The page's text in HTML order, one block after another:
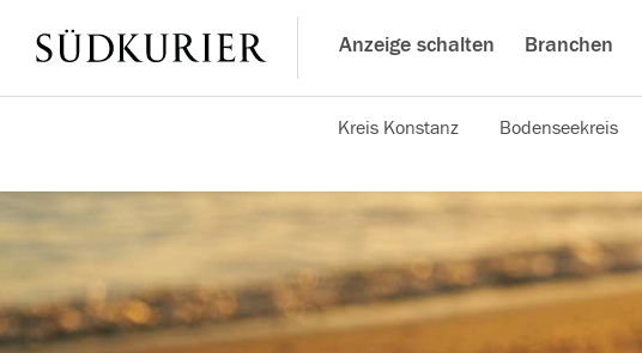
Anzeige schalten Branchen
Kreis Konstanz Bodenseekreis